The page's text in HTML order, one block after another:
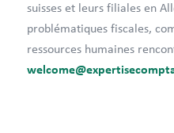
suisses et leurs filiales en
problématiques fiscales,
ressources humaines